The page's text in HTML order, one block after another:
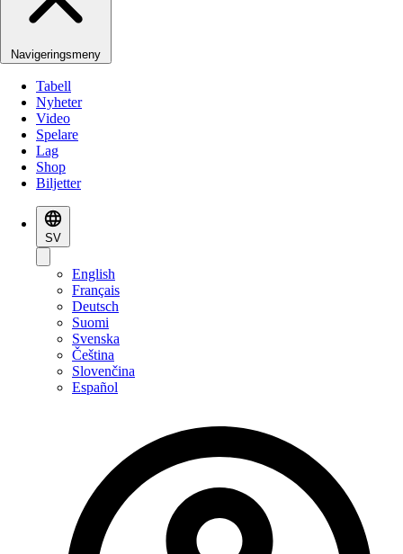
Navigeringsmeny
Tabell
Nyheter
Video
Spelare
Lag
Shop
Biljetter
SV
English
Français
Deutsch
Suomi
Svenska
Čeština
Slovenčina
Español